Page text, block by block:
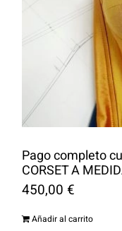
Pago completo
CORSET A
450,00 €
Añadir al carrito